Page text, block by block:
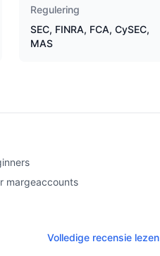
Regulering
SEC, FINRA, FCA, CySEC,
MAS
margeaccounts
Volledige recensie lezen